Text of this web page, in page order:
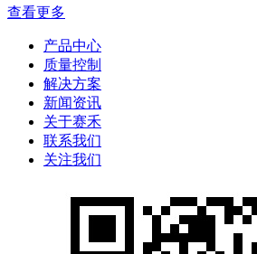
查看更多
产品中心
质量控制
解决方案
新闻资讯
关于赛禾
联系我们
关注我们